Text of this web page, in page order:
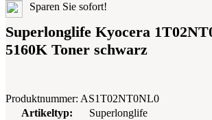
Sparen Sie sofort!
Superlonglife Kyocera
5160K Toner schwarz
Produktnummer: AS1T02NT0NL0
Artikeltyp:
Superlonglife